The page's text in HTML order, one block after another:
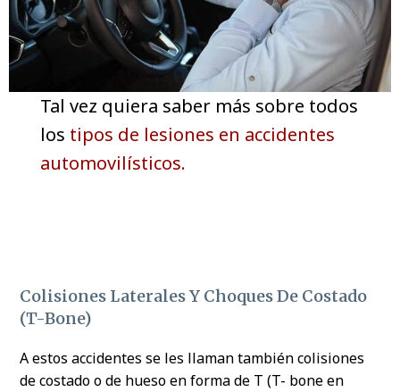
Tal vez quiera saber más sobre todos
los tipos de lesiones en accidentes
automovilísticos.
Colisiones Laterales Y Choques De Costado
(T-Bone)
A estos accidentes se les llaman también colisiones
de costado o de hueso en forma de T (T- bone en